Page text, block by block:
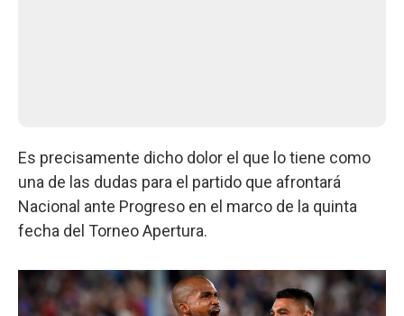
Es precisamente dicho dolor el que lo tiene como
una de las dudas para el partido que afrontará
Nacional ante Progreso en el marco de la quinta
fecha del Torneo Apertura.